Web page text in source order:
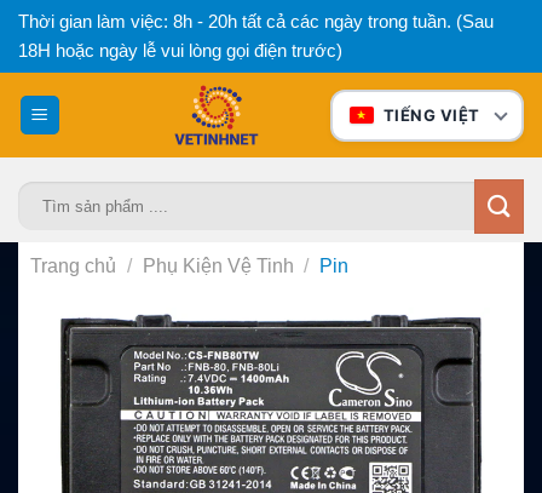
Bỏ
qua
nội
dung
Thời gian làm việc: 8h - 20h tất cả các ngày trong tuần. (Sau
18H hoặc ngày lễ vui lòng gọi điện trước)
TIẾNG VIỆT
Trang chủ / Phụ Kiện Vệ Tinh / Pin